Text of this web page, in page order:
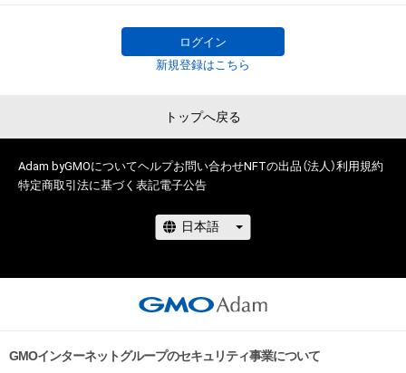
ログイン
新規登録はこちら
トップへ戻る
Adam byGMOについてヘルプお問い合わせNFTの出品（法人）利用規約
特定商取引法に基づく表記電子公告
GMOインターネットグループのセキュリティ事業について